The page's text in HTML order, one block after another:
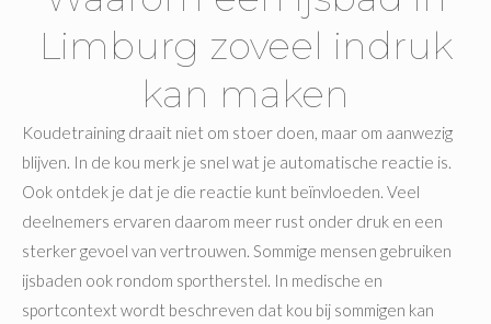
Limburg zoveel indruk
kan maken
Koudetraining draait niet om stoer doen, maar om aanwezig
blijven. In de kou merk je snel wat je automatische reactie is.
Ook ontdek je dat je die reactie kunt beïnvloeden. Veel
deelnemers ervaren daarom meer rust onder druk en een
sterker gevoel van vertrouwen. Sommige mensen gebruiken
ijsbaden ook rondom sportherstel. In medische en
sportcontext wordt beschreven dat kou bij sommigen kan